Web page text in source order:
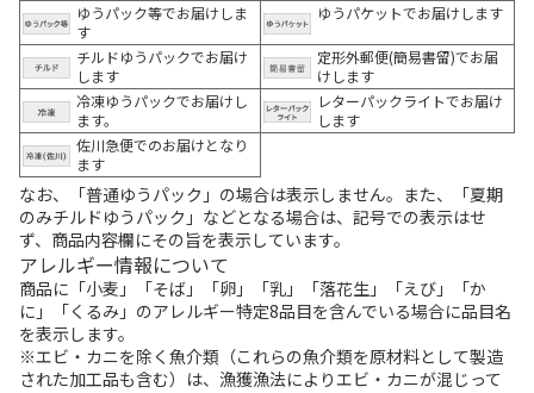
ゆうパック等でお届けしま
す
ゆうパケットでお届けします
チルドゆうパックでお届け
します
定形外郵便(簡易書留)でお届
けします
冷凍ゆうパックでお届けし
ます。
レターパックライトでお届け
します
佐川急便でのお届けとなり
ます
なお、「普通ゆうパック」の場合は表示しません。また、「夏期
のみチルドゆうパック」などとなる場合は、記号での表示はせ
ず、商品内容欄にその旨を表示しています。
アレルギー情報について
商品に「小麦」「そば」「卵」「乳」「落花生」「えび」「か
に」「くるみ」のアレルギー特定8品目を含んでいる場合に品目名
を表示します。
※エビ・カニを除く魚介類（これらの魚介類を原材料として製造
された加工品も含む）は、漁獲漁法によりエビ・カニが混じって